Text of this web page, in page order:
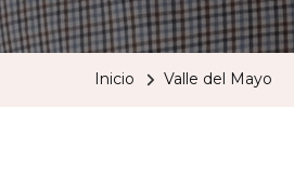
Inicio Valle del Mayo